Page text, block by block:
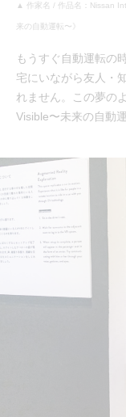
▲ 作家名 / 作品名：Nissan
来の自動運転〜》
もうすぐ自動運転の
宅にいながら友人・
れません。この夢の
Visible〜未来の自動